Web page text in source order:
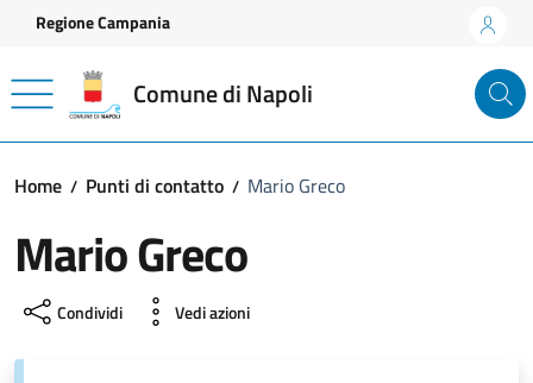
Vai ai contenuti
Vai al footer
Regione Campania
Comune di Napoli
Home Punti di contatto Mario Greco
Mario Greco
Condividi Vedi azioni